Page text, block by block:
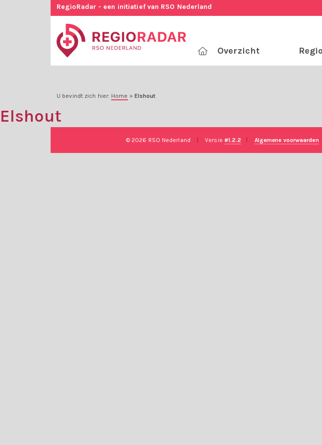
RegioRadar - een initiatief van RSO Nederland
Overzicht
U bevindt zich hier: Home » Elshout
Elshout
© 2026 RSO Nederland Versie #1.2.2 Algemene voorwaarden